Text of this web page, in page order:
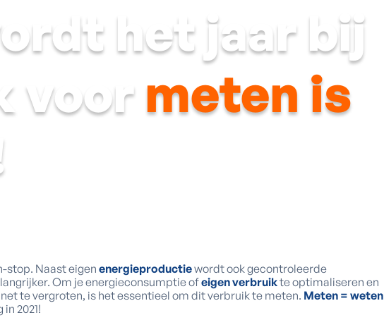
het jaar bij
voormeten is
stop. Naast eigen energieproductiewordt ook gecontroleerde
Om je energieconsumptie ofeigen verbruikte optimaliseren en
te vergroten, is het essentieel om dit verbruik te meten. Meten = weten
2021!